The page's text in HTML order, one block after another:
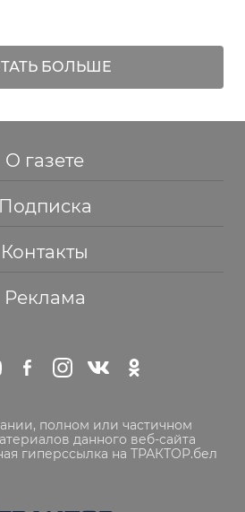
БОЛЬШЕ
О газете
Подписка
Контакты
Реклама
полном или частичном
данного веб-сайта
гиперссылка на ТРАКТОР.бел